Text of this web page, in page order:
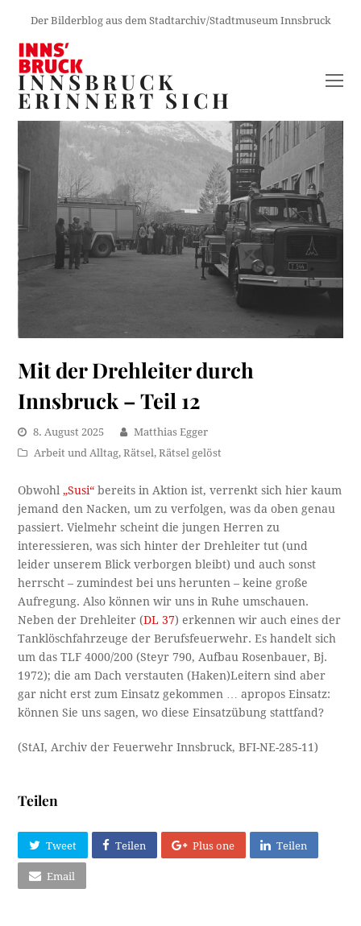
Der Bilderblog aus dem Stadtarchiv/Stadtmuseum Innsbruck
INNSBRUCK
ERINNERT SICH
Mit der Drehleiter durch
Innsbruck – Teil 12
8. August 2025
Matthias Egger
Arbeit und Alltag,Rätsel,Rätsel gelöst
Obwohl„Susi“ bereits in Aktion ist, verrenkt sich hier kaum
jemand den Nacken, um zu verfolgen, was da oben genau
passiert. Vielmehr scheint die jungen Herren zu
interessieren, was sich hinter der Drehleiter tut (und
leider unserem Blick verborgen bleibt) und auch sonst
herrscht – zumindest bei uns herunten – keine große
Aufregung. Also können wir uns in Ruhe umschauen.
Neben der Drehleiter (DL 37) erkennen wir auch eines der
Tanklöschfahrzeuge der Berufsfeuerwehr. Es handelt sich
um das TLF 4000/200 (Steyr 790, Aufbau Rosenbauer, Bj.
1972); die am Dach verstauten (Haken)Leitern sind aber
gar nicht erst zum Einsatz gekommen … apropos Einsatz:
können Sie uns sagen, wo diese Einsatzübung stattfand?
(StAI, Archiv der Feuerwehr Innsbruck, BFI-NE-285-11)
Teilen
Tweet Teilen Plus one Teilen
Email